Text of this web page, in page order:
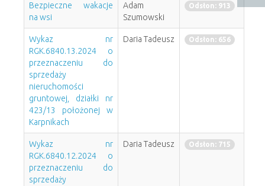
Bezpieczne wakacje
na wsi
Adam
Szumowski
Odsłon: 913
Wykaz nr
RGK.6840.13.2024 o
przeznaczeniu do
sprzedaży
nieruchomości
gruntowej, działki nr
423/13 położonej w
Karpnikach
Daria Tadeusz Odsłon: 656
Wykaz nr
RGK.6840.12.2024 o
przeznaczeniu do
sprzedaży
Daria Tadeusz Odsłon: 715